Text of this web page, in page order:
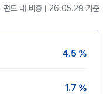
펀드 내 비중 26.05.29 기준
4.5 %
1.7 %